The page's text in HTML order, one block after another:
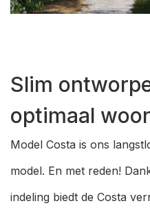
Slim
optimaal
Model Costa is ons
model. En met reden!
indeling biedt de Costa